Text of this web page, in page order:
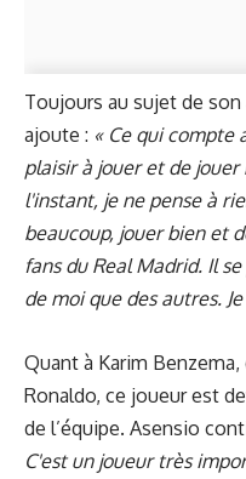
Toujours au sujet de
ajoute : « Ce qui compte
plaisir à jouer et de
l'instant, je ne pense à
beaucoup, jouer bien et
fans du Real Madrid. Il
de moi que des autres.
Quant à Karim
Ronaldo, ce joueur est
de l’équipe. Asensio
C'est un joueur très